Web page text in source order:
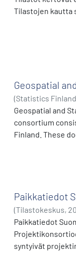
Tilastojen kautta
Geospatial
(Statistics Finland
Geospatial and
consortium
Finland. These
Paikkatiedot
(Tilastokeskus,
Paikkatiedot
syntyivät